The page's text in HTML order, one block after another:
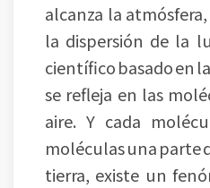
alcanza la
la dispersión de la
científico basado en
se refleja en las
aire. Y cada
moléculas una parte
tierra, existe un